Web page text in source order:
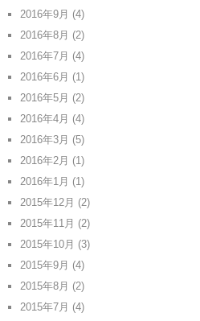
2016年9月 (4)
2016年8月 (2)
2016年7月 (4)
2016年6月 (1)
2016年5月 (2)
2016年4月 (4)
2016年3月 (5)
2016年2月 (1)
2016年1月 (1)
2015年12月 (2)
2015年11月 (2)
2015年10月 (3)
2015年9月 (4)
2015年8月 (2)
2015年7月 (4)